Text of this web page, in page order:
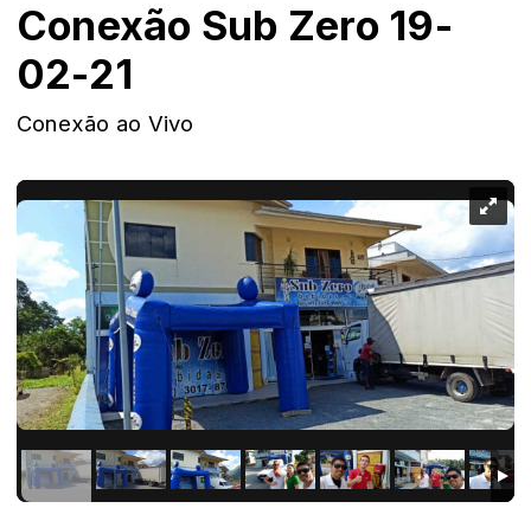
Conexão Sub Zero 19-
02-21
Conexão ao Vivo